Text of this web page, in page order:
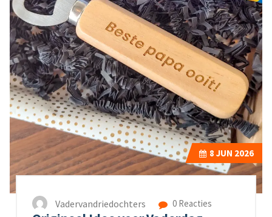
8 JUN 2026
Vadervandriedochters 0 Reacties